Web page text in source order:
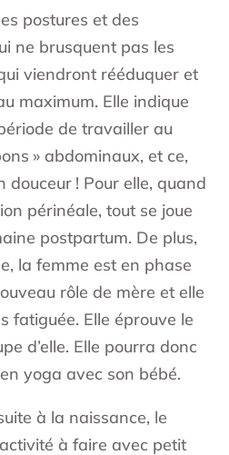
postures et des
ne brusquent pas les
viendront rééduquer et
maximum. Elle indique
de travailler au
» abdominaux, et ce,
douceur ! Pour elle, quand
périnéale, tout se joue
postpartum. De plus,
la femme est en phase
rôle de mère et elle
fatiguée. Elle éprouve le
d’elle. Elle pourra donc
yoga avec son bébé.
à la naissance, le
à faire avec petit